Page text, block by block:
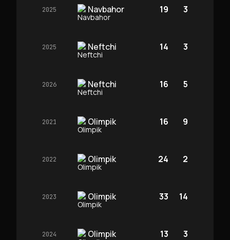
2025 Navbahor 19 3
2025 Neftchi 14 3
2026 Neftchi 16 5
2021 Olimpik 16 9
2022 Olimpik 24 2
2023 Olimpik 33 14
2024 Olimpik 13 3